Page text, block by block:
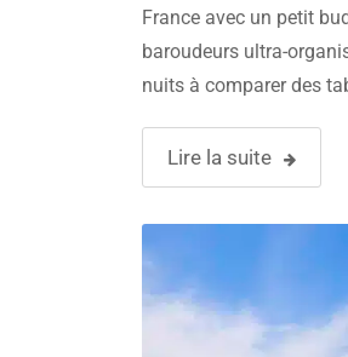
France avec un petit
baroudeurs ultra-
nuits à comparer des
réflexes et …
Lire la suite